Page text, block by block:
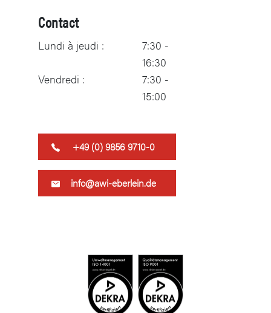
Contact
Lundi à jeudi :
7:30 -
16:30
Vendredi :
7:30 -
15:00
​+49 (0) 9856 9710-0
info@awi-eberlein.de